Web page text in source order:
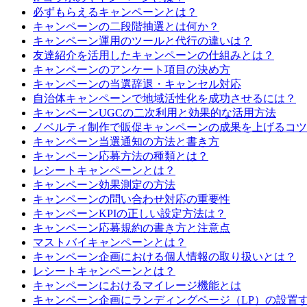
必ずもらえるキャンペーンとは？
キャンペーンの二段階抽選とは何か？
キャンペーン運用のツールと代行の違いは？
友達紹介を活用したキャンペーンの仕組みとは？
キャンペーンのアンケート項目の決め方
キャンペーンの当選辞退・キャンセル対応
自治体キャンペーンで地域活性化を成功させるには？
キャンペーンUGCの二次利用と効果的な活用方法
ノベルティ制作で販促キャンペーンの成果を上げるコツ
キャンペーン当選通知の方法と書き方
キャンペーン応募方法の種類とは？
レシートキャンペーンとは？
キャンペーン効果測定の方法
キャンペーンの問い合わせ対応の重要性
キャンペーンKPIの正しい設定方法は？
キャンペーン応募規約の書き方と注意点
マストバイキャンペーンとは？
キャンペーン企画における個人情報の取り扱いとは？
レシートキャンペーンとは？
キャンペーンにおけるマイレージ機能とは
キャンペーン企画にランディングページ（LP）の設置